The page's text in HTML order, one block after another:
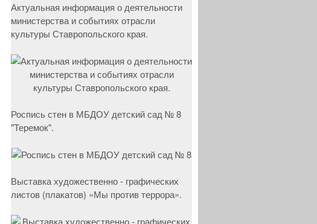
Актуальная информация о деятельности
министерства и событиях отрасли
культуры Ставропольского края.
Роспись стен в МБДОУ детский сад № 8
"Теремок".
Выставка художественно - графических
листов (плакатов) «Мы против террора».